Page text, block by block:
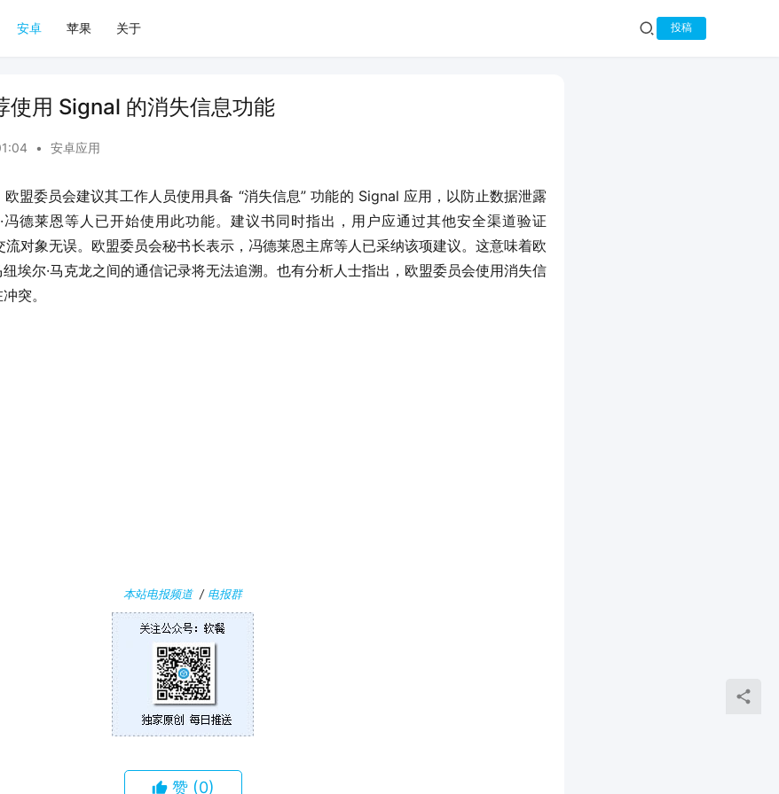
安卓 苹果 关于 投稿
使用 Signal 的消失信息功能
• 安卓应用
盟委员会建议其工作人员使用具备 “消失信息” 功能的 Signal 应用，以防止数据泄露
冯德莱恩等人已开始使用此功能。建议书同时指出，用户应通过其他安全渠道验证
对象无误。欧盟委员会秘书长表示，冯德莱恩主席等人已采纳该项建议。这意味着欧
埃尔·马克龙之间的通信记录将无法追溯。也有分析人士指出，欧盟委员会使用消失信
突。
本站电报频道/ 电报群
赞 (0)